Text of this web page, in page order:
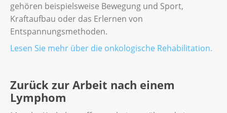
gehören beispielsweise Bewegung und Sport,
Kraftaufbau oder das Erlernen von
Entspannungsmethoden.
Lesen Sie mehr über die onkologische Rehabilitation.
Zurück zur Arbeit nach einem
Lymphom